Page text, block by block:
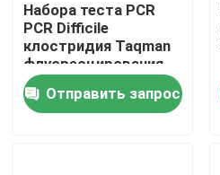
Продукты
Ролики
Набора теста PCR
PCR Difficile
клостридия Taqman
флуоресцирования
пищеварительного
мултиплексный
Отправить запрос